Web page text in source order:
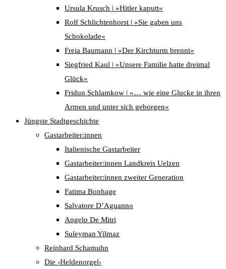
Ursula Krusch | »Hitler kaputt«
Rolf Schlichtenhorst | »Sie gaben uns
Schokolade«
Freia Baumann | »Der Kirchturm brennt«
Siegfried Kaul | »Unsere Familie hatte dreimal
Glück«
Fridun Schlamkow | »… wie eine Glucke in ihren
Armen und unter sich geborgen«
Jüngste Stadtgeschichte
Gastarbeiter:innen
Italienische Gastarbeiter
Gastarbeiter:innen Landkreis Uelzen
Gastarbeiter:innen zweiter Generation
Fatima Bonhage
Salvatore D’Aguanno
Angelo De Mitri
Suleyman Yilmaz
Reinhard Schamuhn
Die ›Heldenorgel‹